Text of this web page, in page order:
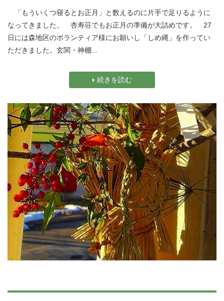
「もういくつ寝るとお正月」と数えるのに片手で足りるように
なってきました。 杏寿荘でもお正月の準備が大詰めです。 27
日には森地区のボランティア様にお願いし「しめ縄」を作ってい
ただきました。玄関・神棚...
続きを読む